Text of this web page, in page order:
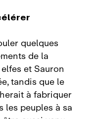
quelques
de la
et Sauron
tandis que le
à fabriquer
les peuples à sa